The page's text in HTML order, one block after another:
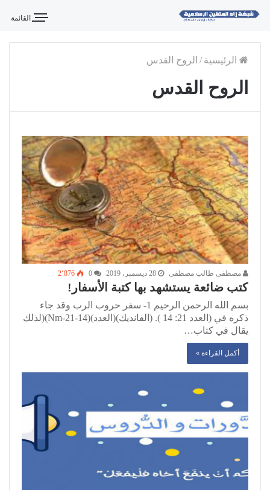
القائمة
الرئيسية / الروح القدس
الروح القدس
مصطفى طالب مصطفى 28 ديسمبر، 2019 2٬876
كتب ضائعة يستشهد بها كتبة الأسفار!
بسم الله الرحمن الرحيم 1- سفر حروب الرب وقد جاء
ذكره في (العدد 21: 14 ). (الفانديك)(العدد)(Nm-21-14)(لذلك
يقال في كتاب…
أكمل القراءة »